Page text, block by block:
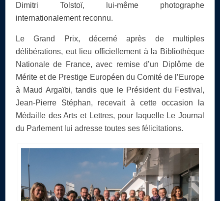
Dimitri Tolstoï, lui-même photographe
internationalement reconnu.
Le Grand Prix, décerné après de multiples
délibérations, eut lieu officiellement à la Bibliothèque
Nationale de France, avec remise d’un Diplôme de
Mérite et de Prestige Européen du Comité de l’Europe
à Maud Argaïbi, tandis que le Président du Festival,
Jean-Pierre Stéphan, recevait à cette occasion la
Médaille des Arts et Lettres, pour laquelle Le Journal
du Parlement lui adresse toutes ses félicitations.